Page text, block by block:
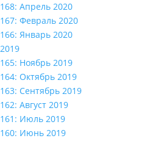
168: Апрель 2020
167: Февраль 2020
166: Январь 2020
2019
165: Ноябрь 2019
164: Октябрь 2019
163: Сентябрь 2019
162: Август 2019
161: Июль 2019
160: Июнь 2019